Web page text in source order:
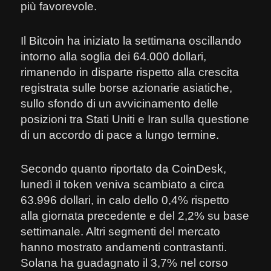
più favorevole.
Il Bitcoin ha iniziato la settimana oscillando
intorno alla soglia dei 64.000 dollari,
rimanendo in disparte rispetto alla crescita
registrata sulle borse azionarie asiatiche,
sullo sfondo di un avvicinamento delle
posizioni tra Stati Uniti e Iran sulla questione
di un accordo di pace a lungo termine.
Secondo quanto riportato da CoinDesk,
lunedì il token veniva scambiato a circa
63.996 dollari, in calo dello 0,4% rispetto
alla giornata precedente e del 2,2% su base
settimanale. Altri segmenti del mercato
hanno mostrato andamenti contrastanti.
Solana ha guadagnato il 3,7% nel corso